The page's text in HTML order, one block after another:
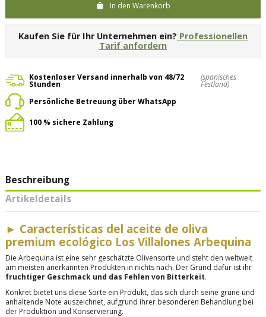
In den Warenkorb
Kaufen Sie für Ihr Unternehmen ein? Professionellen
Tarif anfordern
Kostenloser Versand innerhalb von 48/72
Stunden
(spanisches
Festland)
Persönliche Betreuung über WhatsApp
100 % sichere Zahlung
Beschreibung
Artikeldetails
► Características del aceite de oliva
premium ecológico Los Villalones Arbequina
Die Arbequina ist eine sehr geschätzte Olivensorte und steht den weltweit
am meisten anerkannten Produkten in nichts nach. Der Grund dafür ist ihr
fruchtiger Geschmack und das Fehlen von Bitterkeit.
Konkret bietet uns diese Sorte ein Produkt, das sich durch seine grüne und
anhaltende Note auszeichnet, aufgrund ihrer besonderen Behandlung bei
der Produktion und Konservierung.